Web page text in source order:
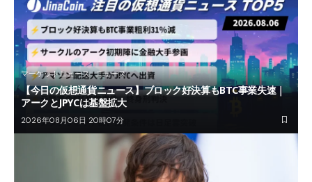
マーケットニュース ニュース
【今日の仮想通貨ニュース】ブロック好決算もBTC事業失速｜
アークとJPYCは基盤拡大
2026年08月06日 20時07分